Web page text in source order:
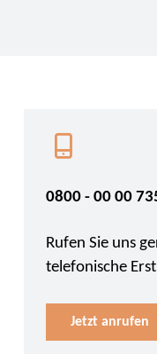
0800 - 00 00
Rufen Sie uns
telefonische
Jetzt anrufen